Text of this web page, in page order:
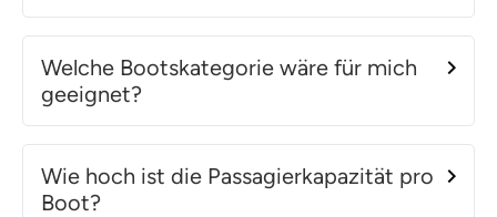
Welche Bootskategorie wäre für mich
geeignet?
Wie hoch ist die Passagierkapazität pro
Boot?